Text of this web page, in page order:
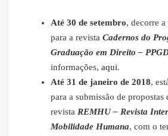
Até 30 de setembro, decorre a
para a revista Cadernos do
Graduação em Direito –
informações, aqui.
Até 31 de janeiro de 2018,
para a submissão de propostas
revista REMHU – Revista
Mobilidade Humana, com o